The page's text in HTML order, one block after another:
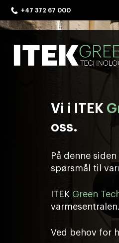
Skip
content
+47 372 67 000
ITEK Green
Vi i ITEK
oss.
På denne
spørsmål til
ITEK Green
varmesentralen.
Ved behov for